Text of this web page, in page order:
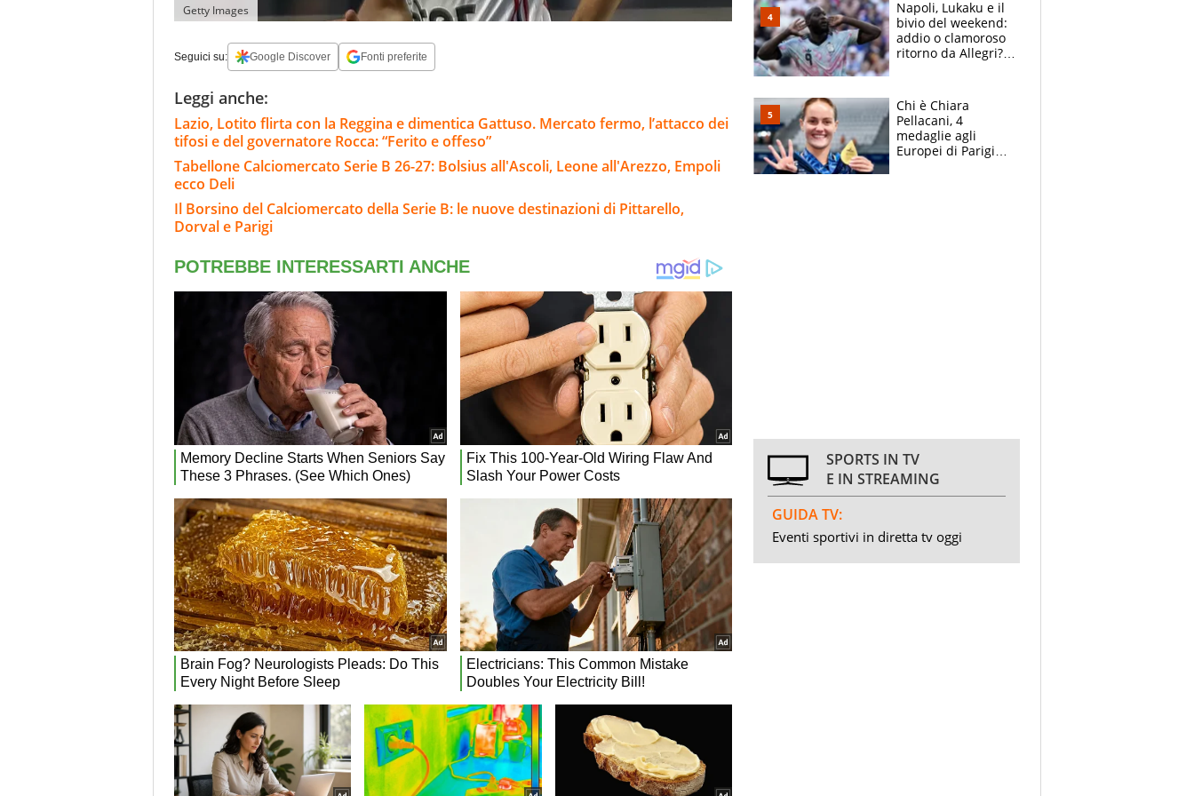
Getty Images
Seguici su: Google Discover Fonti preferite
Leggi anche:
Lazio, Lotito flirta con la Reggina e dimentica Gattuso. Mercato fermo, l’attacco dei
tifosi e del governatore Rocca: “Ferito e offeso”
Tabellone Calciomercato Serie B 26-27: Bolsius all'Ascoli, Leone all'Arezzo, Empoli
ecco Deli
Il Borsino del Calciomercato della Serie B: le nuove destinazioni di Pittarello,
Dorval e Parigi
Napoli, Lukaku e il
bivio del weekend:
addio o clamoroso
ritorno da Allegri?
Chi è Chiara
Pellacani, 4
medaglie agli
Europei di Parigi
SPORTS IN TV
E IN STREAMING
GUIDA TV:
Eventi sportivi in diretta tv oggi